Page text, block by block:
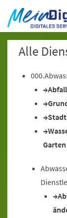
Digitales
Zur
Zum Inhalt
Zum Footer
Alle
Garten